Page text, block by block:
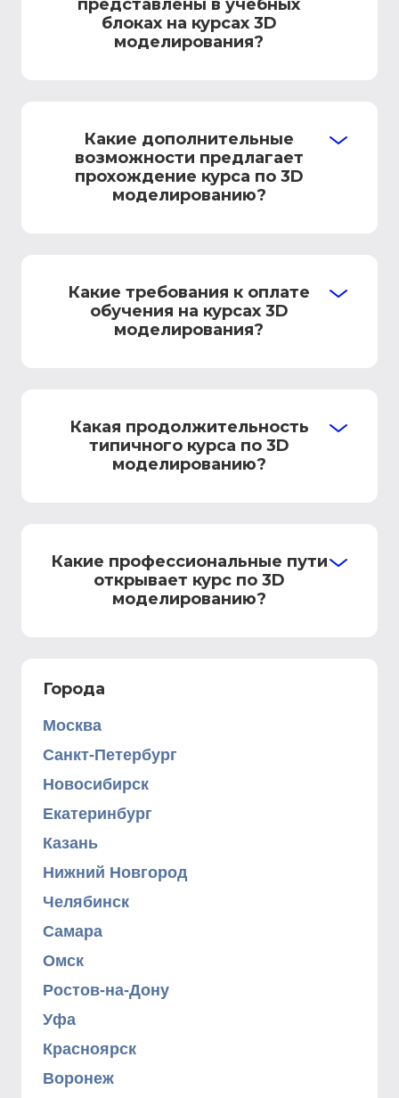
представлены в учебных
блоках на курсах 3D
моделирования?
Какие дополнительные
возможности предлагает
прохождение курса по 3D
моделированию?
Какие требования к оплате
обучения на курсах 3D
моделирования?
Какая продолжительность
типичного курса по 3D
моделированию?
Какие профессиональные пути
открывает курс по 3D
моделированию?
Города
Москва
Санкт-Петербург
Новосибирск
Екатеринбург
Казань
Нижний Новгород
Челябинск
Самара
Омск
Ростов-на-Дону
Уфа
Красноярск
Воронеж